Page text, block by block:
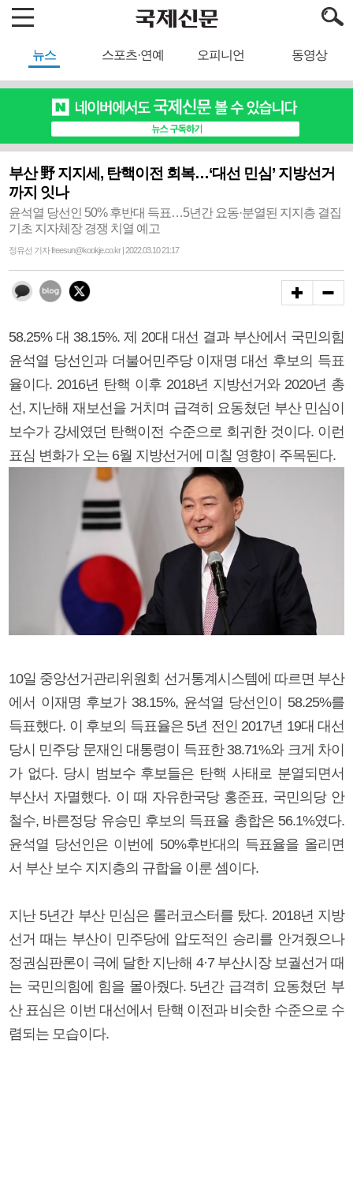
뉴스 스포츠·연예 오피니언 동영상
부산 野 지지세, 탄핵이전 회복…‘대선 민심’ 지방선거
까지 잇나
윤석열 당선인 50% 후반대 득표…5년간 요동·분열된 지지층 결집
기초 지자체장 경쟁 치열 예고
정유선 기자 freesun@kookje.co.kr | 2022.03.10 21:17
58.25% 대 38.15%. 제 20대 대선 결과 부산에서 국민의힘
윤석열 당선인과 더불어민주당 이재명 대선 후보의 득표
율이다. 2016년 탄핵 이후 2018년 지방선거와 2020년 총
선, 지난해 재보선을 거치며 급격히 요동쳤던 부산 민심이
보수가 강세였던 탄핵이전 수준으로 회귀한 것이다. 이런
표심 변화가 오는 6월 지방선거에 미칠 영향이 주목된다.
10일 중앙선거관리위원회 선거통계시스템에 따르면 부산
에서 이재명 후보가 38.15%, 윤석열 당선인이 58.25%를
득표했다. 이 후보의 득표율은 5년 전인 2017년 19대 대선
당시 민주당 문재인 대통령이 득표한 38.71%와 크게 차이
가 없다. 당시 범보수 후보들은 탄핵 사태로 분열되면서
부산서 자멸했다. 이 때 자유한국당 홍준표, 국민의당 안
철수, 바른정당 유승민 후보의 득표율 총합은 56.1%였다.
윤석열 당선인은 이번에 50%후반대의 득표율을 올리면
서 부산 보수 지지층의 규합을 이룬 셈이다.
지난 5년간 부산 민심은 롤러코스터를 탔다. 2018년 지방
선거 때는 부산이 민주당에 압도적인 승리를 안겨줬으나
정권심판론이 극에 달한 지난해 4·7 부산시장 보궐선거 때
는 국민의힘에 힘을 몰아줬다. 5년간 급격히 요동쳤던 부
산 표심은 이번 대선에서 탄핵 이전과 비슷한 수준으로 수
렴되는 모습이다.